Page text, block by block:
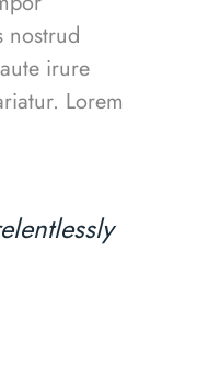
nostrud
irure
Lorem